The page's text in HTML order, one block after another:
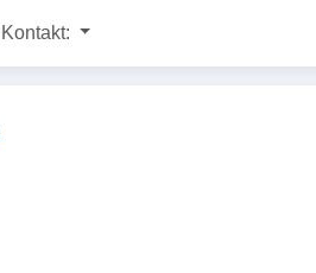
Kontakt: